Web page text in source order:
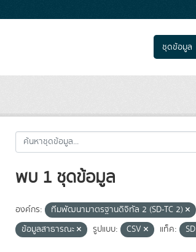
ชุดข้อมูล
พบ 1 ชุดข้อมูล
องค์กร: ทีมพัฒนามาตรฐานดิจิทัล 2 (SD-TC 2)
ข้อมูลสาธารณะ
รูปแบบ: CSV แท็ค: SD